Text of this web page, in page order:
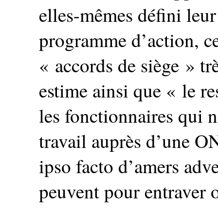
elles-mêmes défini
programme d’action,
« accords de siège »
estime ainsi que « le
les fonctionnaires qui
travail auprès d’une
ipso facto d’amers
peuvent pour entraver